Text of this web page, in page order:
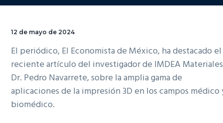
12 de mayo de 2024
El periódico, El Economista de México, ha destacado el
reciente artículo del investigador de IMDEA
Dr. Pedro Navarrete, sobre la amplia gama de
aplicaciones de la impresión 3D en los campos médico
biomédico.